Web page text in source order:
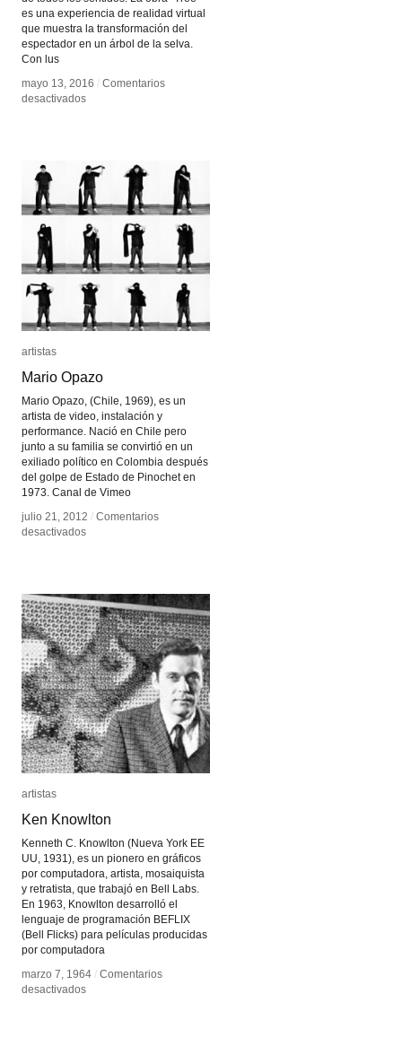
es una experiencia de realidad virtual
que muestra la transformación del
espectador en un árbol de la selva.
Con lus
mayo 13, 2016 / Comentarios
desactivadosen
mayo 13, 2016 / Comentarios
desactivadosen
artistas
Mario Opazo
Mario Opazo, (Chile, 1969), es un
artista de video, instalación y
performance. Nació en Chile pero
junto a su familia se convirtió en un
exiliado político en Colombia después
del golpe de Estado de Pinochet en
1973. Canal de Vimeo
julio 21, 2012 / Comentarios
desactivadosen
artistas
Mario Opazo
julio 21, 2012 / Comentarios
desactivadosen
artistas
Ken Knowlton
Kenneth C. Knowlton (Nueva York EE
UU, 1931), es un pionero en gráficos
por computadora, artista, mosaiquista
y retratista, que trabajó en Bell Labs.
En 1963, Knowlton desarrolló el
lenguaje de programación BEFLIX
(Bell Flicks) para películas producidas
por computadora
marzo 7, 1964 / Comentarios
desactivadosen
artistas
Ken Knowlton
marzo 7, 1964 / Comentarios
desactivadosen